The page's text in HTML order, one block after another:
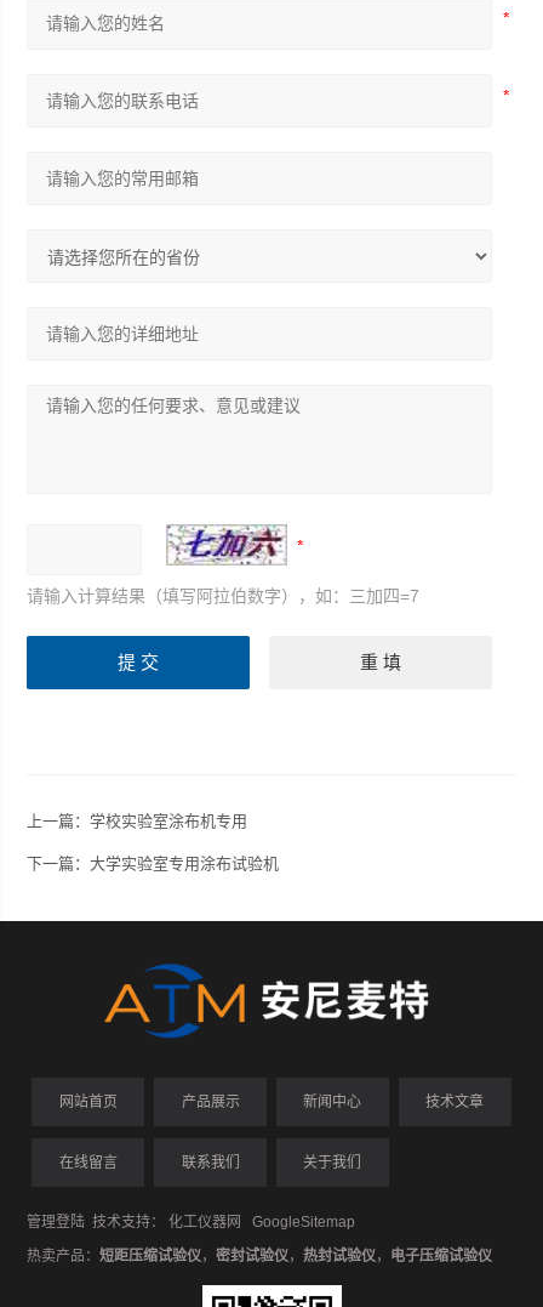
请输入计算结果（填写阿拉伯数字），如：三加四=7
上一篇：学校实验室涂布机专用
下一篇：大学实验室专用涂布试验机
网站首页 产品展示 新闻中心 技术文章
在线留言 联系我们 关于我们
管理登陆 技术支持：化工仪器网
GoogleSitemap
热卖产品：短距压缩试验仪，密封试验仪，热封试验仪， 电子压缩试验仪